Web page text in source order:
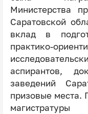
Министерства
Саратовской
вклад в
практико-
аспирантов,
заведений
призовые места.